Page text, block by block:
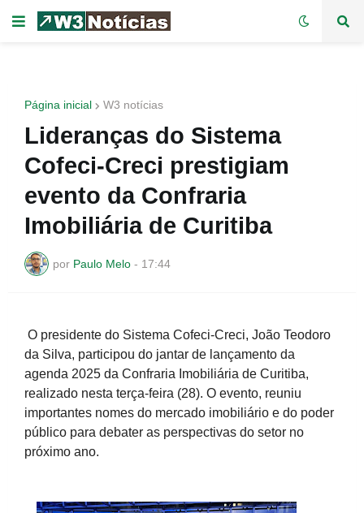
Página inicial W3 notícias
Lideranças do Sistema
Cofeci-Creci prestigiam
evento da Confraria
Imobiliária de Curitiba
por Paulo Melo - 17:44
O presidente do Sistema Cofeci-Creci, João Teodoro
da Silva, participou do jantar de lançamento da
agenda 2025 da Confraria Imobiliária de Curitiba,
realizado nesta terça-feira (28). O evento, reuniu
importantes nomes do mercado imobiliário e do poder
público para debater as perspectivas do setor no
próximo ano.